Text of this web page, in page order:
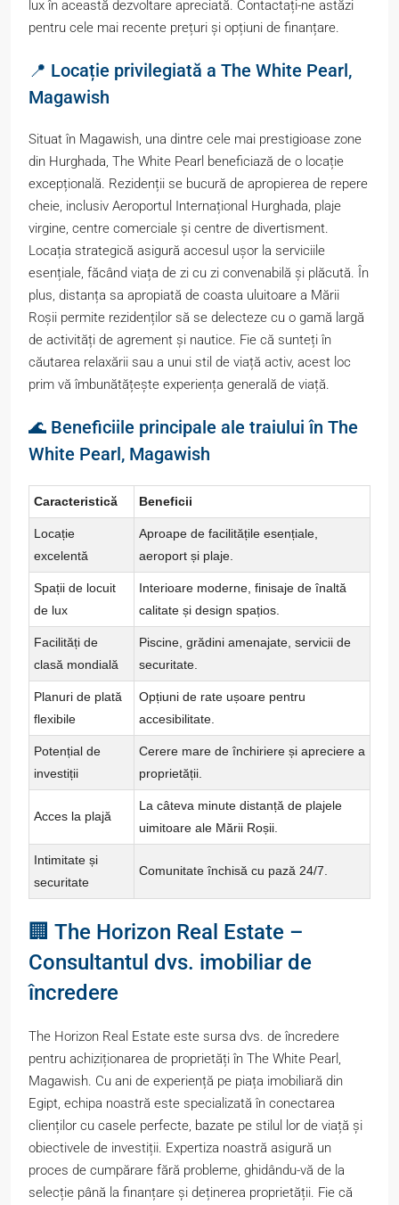
lux în această dezvoltare apreciată. Contactați-ne astăzi
pentru cele mai recente prețuri și opțiuni de finanțare.
📍 Locație privilegiată a The White Pearl,
Magawish
Situat în Magawish, una dintre cele mai prestigioase zone
din Hurghada, The White Pearl beneficiază de o locație
excepțională. Rezidenții se bucură de apropierea de repere
cheie, inclusiv Aeroportul Internațional Hurghada, plaje
virgine, centre comerciale și centre de divertisment.
Locația strategică asigură accesul ușor la serviciile
esențiale, făcând viața de zi cu zi convenabilă și plăcută. În
plus, distanța sa apropiată de coasta uluitoare a Mării
Roșii permite rezidenților să se delecteze cu o gamă largă
de activități de agrement și nautice. Fie că sunteți în
căutarea relaxării sau a unui stil de viață activ, acest loc
prim vă îmbunătățește experiența generală de viață.
🌊 Beneficiile principale ale traiului în The
White Pearl, Magawish
Caracteristică Beneficii
Locație
excelentă
Aproape de facilitățile esențiale,
aeroport și plaje.
Spații de locuit
de lux
Interioare moderne, finisaje de înaltă
calitate și design spațios.
Facilități de
clasă mondială
Piscine, grădini amenajate, servicii de
securitate.
Planuri de plată
flexibile
Opțiuni de rate ușoare pentru
accesibilitate.
Potențial de
investiții
Cerere mare de închiriere și apreciere a
proprietății.
Acces la plajă
La câteva minute distanță de plajele
uimitoare ale Mării Roșii.
Intimitate și
securitate
Comunitate închisă cu pază 24/7.
🏢 The Horizon Real Estate –
Consultantul dvs. imobiliar de
încredere
The Horizon Real Estate este sursa dvs. de încredere
pentru achiziționarea de proprietăți în The White Pearl,
Magawish. Cu ani de experiență pe piața imobiliară din
Egipt, echipa noastră este specializată în conectarea
clienților cu casele perfecte, bazate pe stilul lor de viață și
obiectivele de investiții. Expertiza noastră asigură un
proces de cumpărare fără probleme, ghidându-vă de la
selecție până la finanțare și deținerea proprietății. Fie că